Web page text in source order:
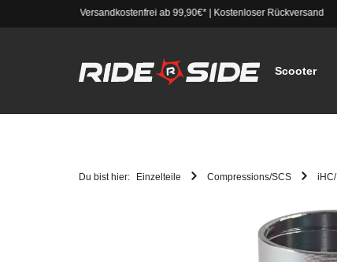
Versandkostenfrei ab 99,90€*| Kostenloser Rückversand
Scooter
Du bist hier: Einzelteile Compressions/SCS